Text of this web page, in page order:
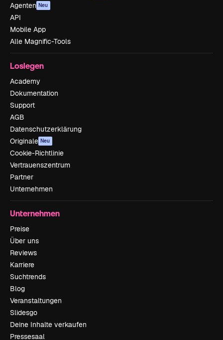
Agenten Neu
API
Mobile App
Alle Magnific-Tools
Loslegen
Academy
Dokumentation
Support
AGB
Datenschutzerklärung
Originale Neu
Cookie-Richtlinie
Vertrauenszentrum
Partner
Unternehmen
Unternehmen
Preise
Über uns
Reviews
Karriere
Suchtrends
Blog
Veranstaltungen
Slidesgo
Deine Inhalte verkaufen
Pressesaal